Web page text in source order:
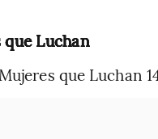
Luchan
que Luchan